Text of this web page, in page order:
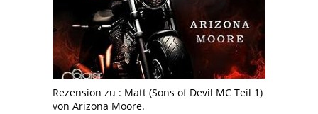
Rezension zu : Matt (Sons of Devil MC Teil 1)
von Arizona Moore.